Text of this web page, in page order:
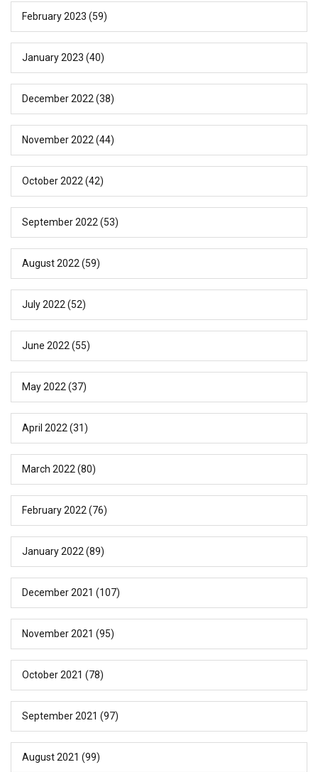
February 2023 (59)
January 2023 (40)
December 2022 (38)
November 2022 (44)
October 2022 (42)
September 2022 (53)
August 2022 (59)
July 2022 (52)
June 2022 (55)
May 2022 (37)
April 2022 (31)
March 2022 (80)
February 2022 (76)
January 2022 (89)
December 2021 (107)
November 2021 (95)
October 2021 (78)
September 2021 (97)
August 2021 (99)